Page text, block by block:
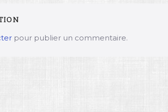
pour publier un commentaire.